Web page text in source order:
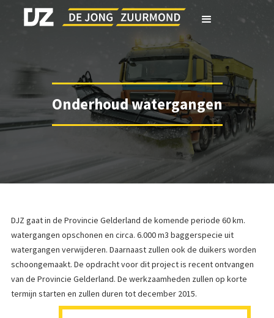
Onderhoud watergangen
DJZ gaat in de Provincie Gelderland de komende periode 60 km.
watergangen opschonen en circa. 6.000 m3 baggerspecie uit
watergangen verwijderen. Daarnaast zullen ook de duikers worden
schoongemaakt. De opdracht voor dit project is recent ontvangen
van de Provincie Gelderland. De werkzaamheden zullen op korte
termijn starten en zullen duren tot december 2015.